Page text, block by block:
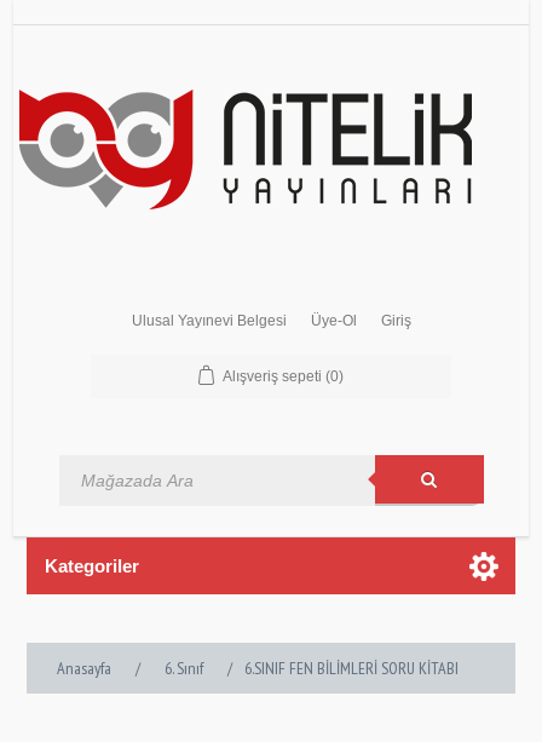
Ulusal Yayınevi Belgesi Üye-Ol Giriş
Alışveriş sepeti (0)
Kategoriler
Anasayfa / 6. Sınıf / 6.SINIF FEN BİLİMLERİ SORU KİTABI